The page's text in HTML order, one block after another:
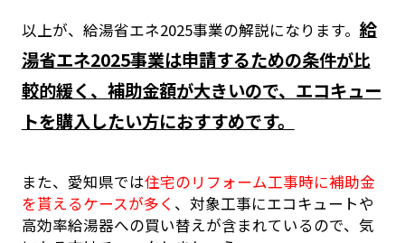
以上が、給湯省エネ2025事業の解説になります。 給
湯省エネ2025事業は申請するための条件が比
較的緩く、補助金額が大きいので、エコキュー
トを購入したい方におすすめです。
また、愛知県では住宅のリフォーム工事時に補助金
を貰えるケースが多く 、対象工事にエコキュートや
高効率給湯器への買い替えが含まれているので、気